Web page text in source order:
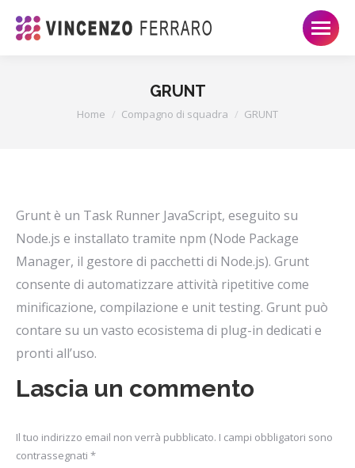
GRUNT
Tu sei qui:
Home Compagno di squadra GRUNT
Grunt è un Task Runner JavaScript, eseguito su
Node.js e installato tramite npm (Node Package
Manager, il gestore di pacchetti di Node.js). Grunt
consente di automatizzare attività ripetitive come
minificazione, compilazione e unit testing. Grunt può
contare su un vasto ecosistema di plug-in dedicati e
pronti all’uso.
Lascia un commento
Il tuo indirizzo email non verrà pubblicato. I campi obbligatori sono
contrassegnati *